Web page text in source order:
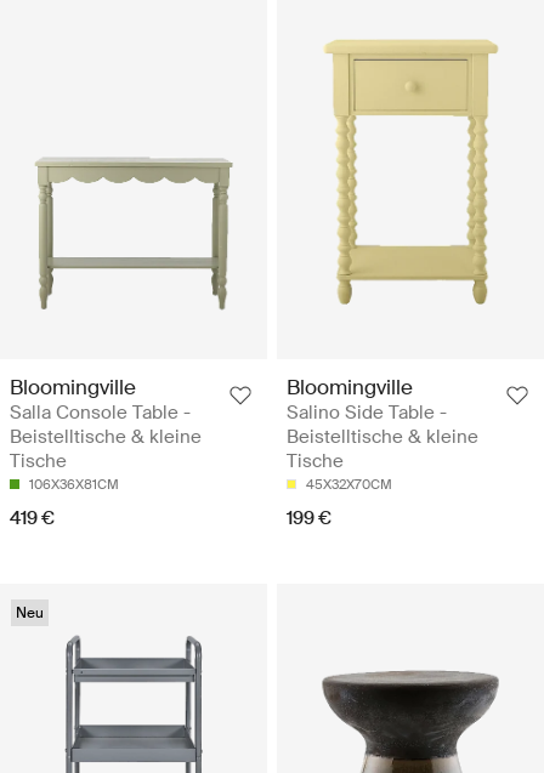
Bloomingville
Salla Console Table -
Beistelltische & kleine
Tische
106X36X81CM
419 €
Bloomingville
Salino Side Table -
Beistelltische & kleine
Tische
45X32X70CM
199 €
Neu